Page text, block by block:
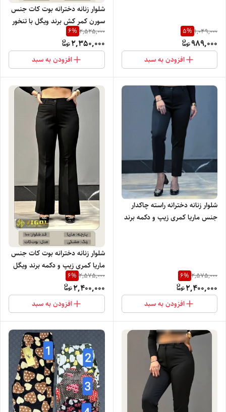
1,049,000
5%
989,000
افزودن به سبد
شلوار زنانه دخترانه بوت کات جنس
سورن کمر کش برند ویگل با تنخور
بسیار راحت و شیک
2,525,000
6%
2,350,000
افزودن به سبد
شلوار زنانه دخترانه راسته چاکدار
جنس ماریا کمری زیپ و دکمه برند
2,575,000
6%
2,400,000
افزودن به سبد
شلوار زنانه دخترانه بوت کات جنس
ماریا کمری زیپ و دکمه برند ویگل
با تنخور بسیار شیک
2,575,000
6%
2,400,000
افزودن به سبد